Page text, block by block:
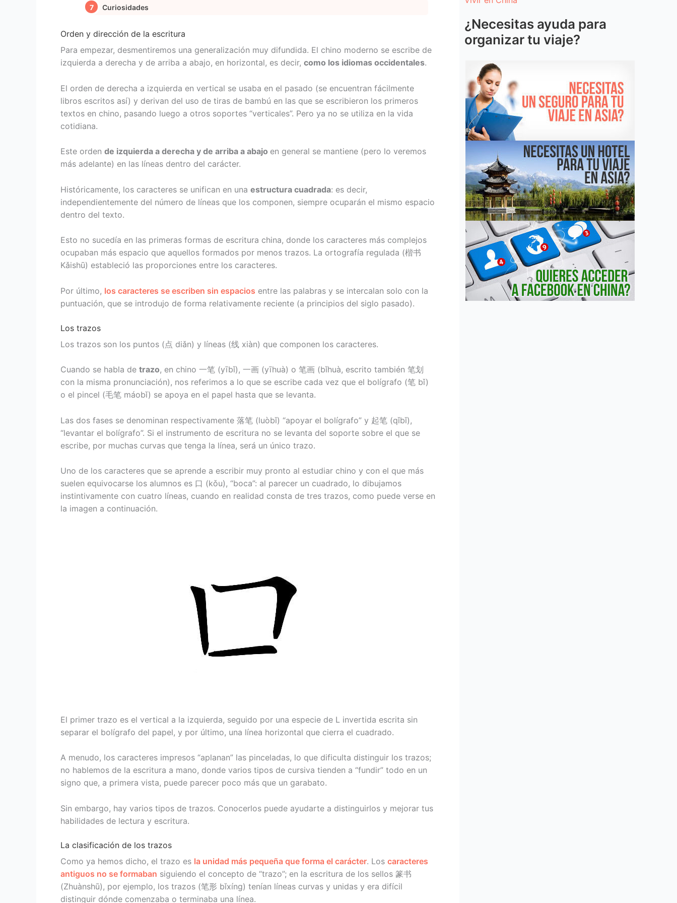
Curiosidades
Orden y dirección de la escritura
Para empezar, desmentiremos una generalización muy difundida. El chino moderno se escribe de
izquierda a derecha y de arriba a abajo, en horizontal, es decir, como los idiomas occidentales.
El orden de derecha a izquierda en vertical se usaba en el pasado (se encuentran fácilmente
libros escritos así) y derivan del uso de tiras de bambú en las que se escribieron los primeros
textos en chino, pasando luego a otros soportes “verticales”. Pero ya no se utiliza en la vida
cotidiana.
Este orden de izquierda a derecha y de arriba a abajo en general se mantiene (pero lo veremos
más adelante) en las líneas dentro del carácter.
Históricamente, los caracteres se unifican en una estructura cuadrada: es decir,
independientemente del número de líneas que los componen, siempre ocuparán el mismo espacio
dentro del texto.
Esto no sucedía en las primeras formas de escritura china, donde los caracteres más complejos
ocupaban más espacio que aquellos formados por menos trazos. La ortografía regulada (楷书
Kǎishū) estableció las proporciones entre los caracteres.
Por último, los caracteres se escriben sin espacios entre las palabras y se intercalan solo con la
puntuación, que se introdujo de forma relativamente reciente (a principios del siglo pasado).
Los trazos
Los trazos son los puntos (点 diǎn) y líneas (线 xiàn) que componen los caracteres.
Cuando se habla de trazo, en chino 一笔 (yībǐ), 一画 (yīhuà) o 笔画 (bǐhuà, escrito también 笔划
con la misma pronunciación), nos referimos a lo que se escribe cada vez que el bolígrafo (笔 bǐ)
o el pincel (毛笔 máobǐ) se apoya en el papel hasta que se levanta.
Las dos fases se denominan respectivamente 落笔 (luòbǐ) “apoyar el bolígrafo” y 起笔 (qǐbǐ),
“levantar el bolígrafo”. Si el instrumento de escritura no se levanta del soporte sobre el que se
escribe, por muchas curvas que tenga la línea, será un único trazo.
Uno de los caracteres que se aprende a escribir muy pronto al estudiar chino y con el que más
suelen equivocarse los alumnos es 口 (kǒu), “boca”: al parecer un cuadrado, lo dibujamos
instintivamente con cuatro líneas, cuando en realidad consta de tres trazos, como puede verse en
la imagen a continuación.
El primer trazo es el vertical a la izquierda, seguido por una especie de L invertida escrita sin
separar el bolígrafo del papel, y por último, una línea horizontal que cierra el cuadrado.
A menudo, los caracteres impresos “aplanan” las pinceladas, lo que dificulta distinguir los trazos;
no hablemos de la escritura a mano, donde varios tipos de cursiva tienden a “fundir” todo en un
signo que, a primera vista, puede parecer poco más que un garabato.
Sin embargo, hay varios tipos de trazos. Conocerlos puede ayudarte a distinguirlos y mejorar tus
habilidades de lectura y escritura.
La clasificación de los trazos
Como ya hemos dicho, el trazo es la unidad más pequeña que forma el carácter. Los caracteres
antiguos no se formaban siguiendo el concepto de “trazo”; en la escritura de los sellos 篆书
(Zhuànshū), por ejemplo, los trazos (笔形 bǐxíng) tenían líneas curvas y unidas y era difícil
distinguir dónde comenzaba o terminaba una línea.
¿Necesitas ayuda para
organizar tu viaje?